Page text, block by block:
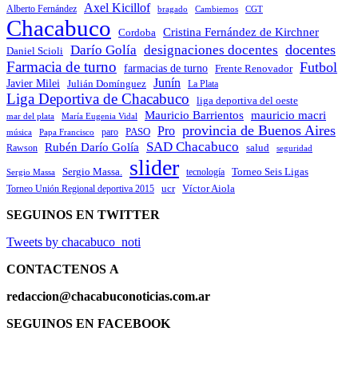
Alberto Fernández Axel Kicillof bragado Cambiemos CGT
Chacabuco Cordoba Cristina Fernández de Kirchner
Daniel Scioli Darío Golía designaciones docentes docentes
Farmacia de turno farmacias de turno Frente Renovador Futbol
Javier Milei Julián Domínguez Junín La Plata
Liga Deportiva de Chacabuco liga deportiva del oeste
mar del plata María Eugenia Vidal Mauricio Barrientos mauricio macri
música Papa Francisco paro PASO Pro provincia de Buenos Aires
Rawson Rubén Darío Golía SAD Chacabuco salud seguridad
Sergio Massa Sergio Massa. slider tecnología Torneo Seis Ligas
Torneo Unión Regional deportiva 2015 ucr Víctor Aiola
SEGUINOS EN TWITTER
Tweets by chacabuco_noti
CONTACTENOS A
redaccion@chacabuconoticias.com.ar
SEGUINOS EN FACEBOOK